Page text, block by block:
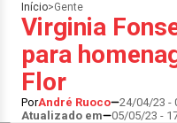
Início>Gente
Virginia
para
Flor
PorAndré Ruoco 24/04/23 -
Atualizado em
05/05/23 -